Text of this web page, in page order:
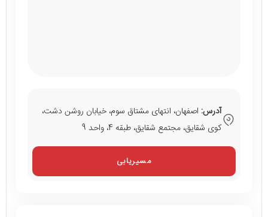
آدرس: اصفهان، انتهای مشتاق سوم، خیابان روشن دشت،
کوی شقایق، مجتمع شقایق، طبقه 4، واحد 9
مسیریابی